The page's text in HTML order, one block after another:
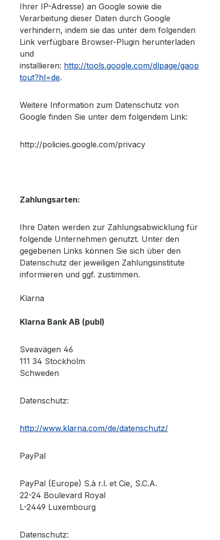
Ihrer IP-Adresse) an Google sowie die
Verarbeitung dieser Daten durch Google
verhindern, indem sie das unter dem folgenden
Link verfügbare Browser-Plugin herunterladen
und
installieren: http://tools.google.com/dlpage/gaop
tout?hl=de.
Weitere Information zum Datenschutz von
Google finden Sie unter dem folgendem Link:
http://policies.google.com/privacy
Zahlungsarten:
Ihre Daten werden zur Zahlungsabwicklung für
folgende Unternehmen genutzt. Unter den
gegebenen Links können Sie sich über den
Datenschutz der jeweiligen Zahlungsinstitute
informieren und ggf. zustimmen.
Klarna
Klarna Bank AB (publ)
Sveavägen 46
111 34 Stockholm
Schweden
Datenschutz:
http://www.klarna.com/de/datenschutz/
PayPal
PayPal (Europe) S.à r.l. et Cie, S.C.A.
22-24 Boulevard Royal
L-2449 Luxembourg
Datenschutz: